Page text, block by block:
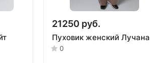
21250 руб.
Пуховик женский Лучана
0